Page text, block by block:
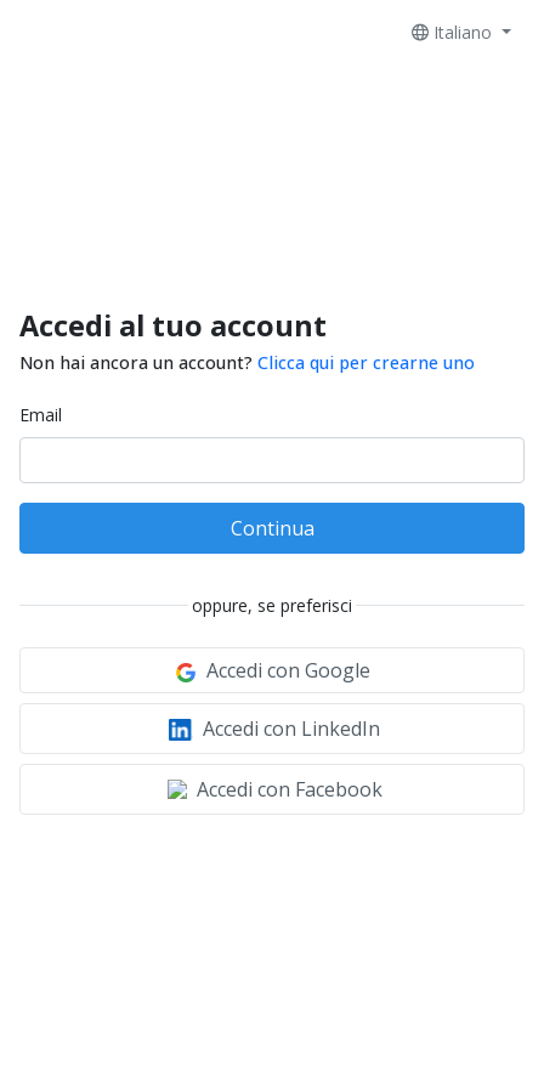
Italiano
Accedi al tuo account
Non hai ancora un account? Clicca qui per crearne uno
Email
Continua
oppure, se preferisci
Accedi con Google
Accedi con LinkedIn
Accedi con Facebook